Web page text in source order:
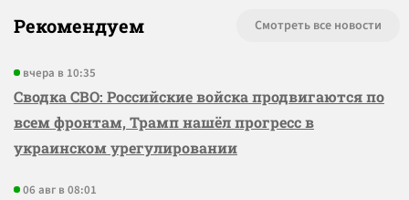
Рекомендуем Смотреть все новости
вчера в 10:35
Сводка СВО: Российские войска продвигаются по
всем фронтам, Трамп нашёл прогресс в
украинском урегулировании
06 авг в 08:01